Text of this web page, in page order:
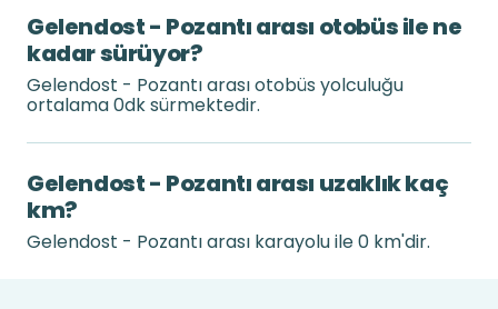
Gelendost - Pozantı arası otobüs ile ne
kadar sürüyor?
Gelendost - Pozantı arası otobüs yolculuğu
ortalama 0dk sürmektedir.
Gelendost - Pozantı arası uzaklık kaç
km?
Gelendost - Pozantı arası karayolu ile 0 km'dir.